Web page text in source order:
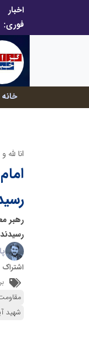
اخبار
فوری:
خانه
انا لله
رهبر
شهید